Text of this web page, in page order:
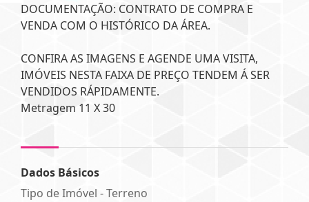
DOCUMENTAÇÃO: CONTRATO DE COMPRA E
VENDA COM O HISTÓRICO DA ÁREA.
CONFIRA AS IMAGENS E AGENDE UMA VISITA,
IMÓVEIS NESTA FAIXA DE PREÇO TENDEM Á SER
VENDIDOS RÁPIDAMENTE.
Metragem 11 X 30
Dados Básicos
Tipo de Imóvel - Terreno